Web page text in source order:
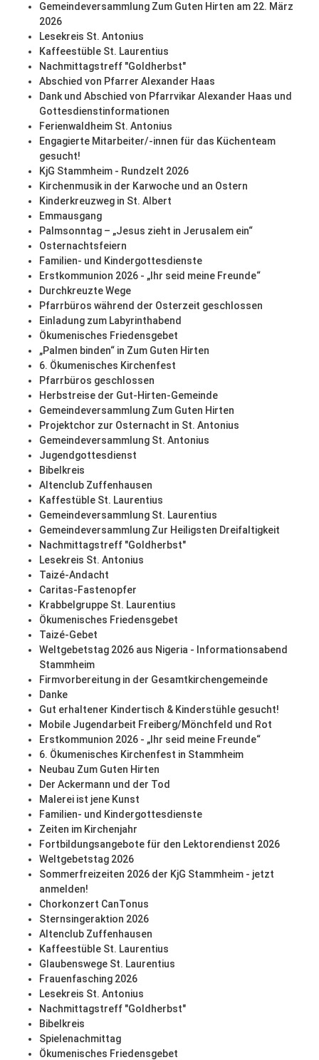
Gemeindeversammlung Zum Guten Hirten am 22. März
2026
Lesekreis St. Antonius
Kaffeestüble St. Laurentius
Nachmittagstreff "Goldherbst"
Abschied von Pfarrer Alexander Haas
Dank und Abschied von Pfarrvikar Alexander Haas und
Gottesdienstinformationen
Ferienwaldheim St. Antonius
Engagierte Mitarbeiter/-innen für das Küchenteam
gesucht!
KjG Stammheim - Rundzelt 2026
Kirchenmusik in der Karwoche und an Ostern
Kinderkreuzweg in St. Albert
Emmausgang
Palmsonntag – „Jesus zieht in Jerusalem ein“
Osternachtsfeiern
Familien- und Kindergottesdienste
Erstkommunion 2026 - „Ihr seid meine Freunde“
Durchkreuzte Wege
Pfarrbüros während der Osterzeit geschlossen
Einladung zum Labyrinthabend
Ökumenisches Friedensgebet
„Palmen binden“ in Zum Guten Hirten
6. Ökumenisches Kirchenfest
Pfarrbüros geschlossen
Herbstreise der Gut-Hirten-Gemeinde
Gemeindeversammlung Zum Guten Hirten
Projektchor zur Osternacht in St. Antonius
Gemeindeversammlung St. Antonius
Jugendgottesdienst
Bibelkreis
Altenclub Zuffenhausen
Kaffestüble St. Laurentius
Gemeindeversammlung St. Laurentius
Gemeindeversammlung Zur Heiligsten Dreifaltigkeit
Nachmittagstreff "Goldherbst"
Lesekreis St. Antonius
Taizé-Andacht
Caritas-Fastenopfer
Krabbelgruppe St. Laurentius
Ökumenisches Friedensgebet
Taizé-Gebet
Weltgebetstag 2026 aus Nigeria - Informationsabend
Stammheim
Firmvorbereitung in der Gesamtkirchengemeinde
Danke
Gut erhaltener Kindertisch & Kinderstühle gesucht!
Mobile Jugendarbeit Freiberg/Mönchfeld und Rot
Erstkommunion 2026 - „Ihr seid meine Freunde“
6. Ökumenisches Kirchenfest in Stammheim
Neubau Zum Guten Hirten
Der Ackermann und der Tod
Malerei ist jene Kunst
Familien- und Kindergottesdienste
Zeiten im Kirchenjahr
Fortbildungsangebote für den Lektorendienst 2026
Weltgebetstag 2026
Sommerfreizeiten 2026 der KjG Stammheim - jetzt
anmelden!
Chorkonzert CanTonus
Sternsingeraktion 2026
Altenclub Zuffenhausen
Kaffeestüble St. Laurentius
Glaubenswege St. Laurentius
Frauenfasching 2026
Lesekreis St. Antonius
Nachmittagstreff "Goldherbst"
Bibelkreis
Spielenachmittag
Ökumenisches Friedensgebet